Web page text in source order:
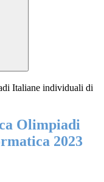
Italiane individuali di
Olimpiadi
2023